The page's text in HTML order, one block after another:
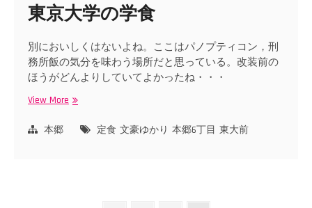
東京大学の学食
別においしくはないよね。ここはパノプティコン，刑
務所飯の気分を味わう場所だと思っている。改装前の
ほうがどんよりしていてよかったね・・・
View More東
本郷 定食 文豪ゆかり 本郷6丁目 東大前